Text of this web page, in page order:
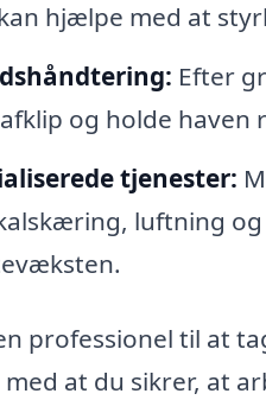
hjælpe med at
Efter
og holde haven
tjenester:
luftning
professionel til at
med at du sikrer, at